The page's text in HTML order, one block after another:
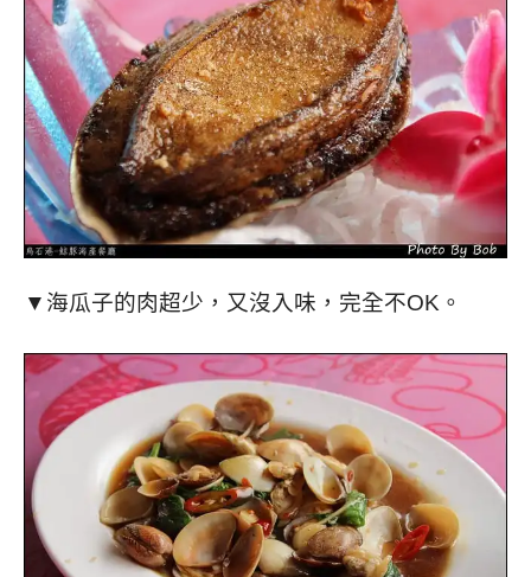
▼海瓜子的肉超少，又沒入味，完全不OK。